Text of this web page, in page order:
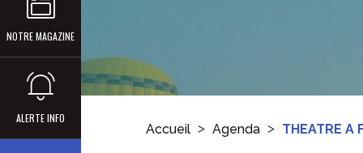
NOTRE MAGAZINE
ALERTE INFO
Accueil Agenda THEATRE A